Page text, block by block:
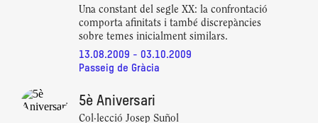
Una constant del segle XX: la confrontació
comporta afinitats i també discrepàncies
sobre temes inicialment similars.
13.08.2009 - 03.10.2009
Passeig de Gràcia
5è Aniversari
Col·lecció Josep Suñol